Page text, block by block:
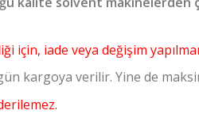
için, iade veya değişim
kargoya verilir. Yine de